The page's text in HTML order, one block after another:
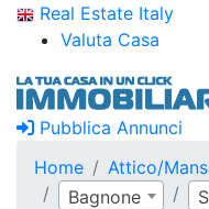
Real Estate Italy
Valuta Casa
Pubblica Annunci
Home
Attico/
Bagnone